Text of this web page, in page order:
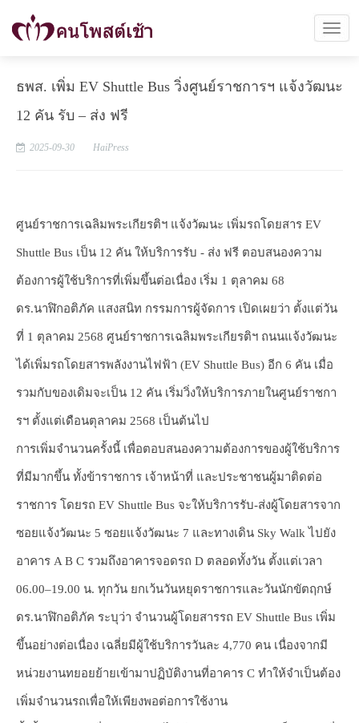
ธพส. เพิ่ม EV Shuttle Bus วิ่งศูนย์ราชการฯ แจ้งวัฒนะ
12 คัน รับ – ส่ง ฟรี
2025-09-30 HaiPress
ศูนย์ราชการเฉลิมพระเกียรติฯ แจ้งวัฒนะ เพิ่มรถโดยสาร EV
Shuttle Bus เป็น 12 คัน ให้บริการรับ - ส่ง ฟรี ตอบสนองความ
ต้องการผู้ใช้บริการที่เพิ่มขึ้นต่อเนื่อง เริ่ม 1 ตุลาคม 68
ดร.นาฬิกอติภัค แสงสนิท กรรมการผู้จัดการ เปิดเผยว่า ตั้งแต่วัน
ที่ 1 ตุลาคม 2568 ศูนย์ราชการเฉลิมพระเกียรติฯ ถนนแจ้งวัฒนะ
ได้เพิ่มรถโดยสารพลังงานไฟฟ้า (EV Shuttle Bus) อีก 6 คัน เมื่อ
รวมกับของเดิมจะเป็น 12 คัน เริ่มวิ่งให้บริการภายในศูนย์ราชกา
รฯ ตั้งแต่เดือนตุลาคม 2568 เป็นต้นไป
การเพิ่มจำนวนครั้งนี้ เพื่อตอบสนองความต้องการของผู้ใช้บริการ
ที่มีมากขึ้น ทั้งข้าราชการ เจ้าหน้าที่ และประชาชนผู้มาติดต่อ
ราชการ โดยรถ EV Shuttle Bus จะให้บริการรับ-ส่งผู้โดยสารจาก
ซอยแจ้งวัฒนะ 5 ซอยแจ้งวัฒนะ 7 และทางเดิน Sky Walk ไปยัง
อาคาร A B C รวมถึงอาคารจอดรถ D ตลอดทั้งวัน ตั้งแต่เวลา
06.00–19.00 น. ทุกวัน ยกเว้นวันหยุดราชการและวันนักขัตฤกษ์
ดร.นาฬิกอติภัค ระบุว่า จำนวนผู้โดยสารรถ EV Shuttle Bus เพิ่ม
ขึ้นอย่างต่อเนื่อง เฉลี่ยมีผู้ใช้บริการวันละ 4,770 คน เนื่องจากมี
หน่วยงานทยอยย้ายเข้ามาปฏิบัติงานที่อาคาร C ทำให้จำเป็นต้อง
เพิ่มจำนวนรถเพื่อให้เพียงพอต่อการใช้งาน